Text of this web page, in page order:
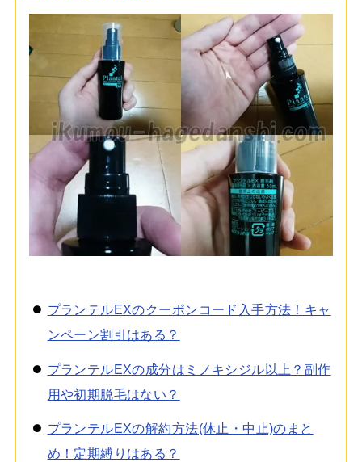
プランテルEXのクーポンコード入手方法！キャ
ンペーン割引はある？
プランテルEXの成分はミノキシジル以上？副作
用や初期脱毛はない？
プランテルEXの解約方法(休止・中止)のまと
め！定期縛りはある？